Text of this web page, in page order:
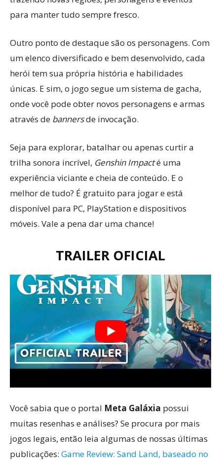
para manter tudo sempre fresco.
Outro ponto de destaque são os personagens. Com
um elenco diversificado e bem desenvolvido, cada
herói tem sua própria história e habilidades
únicas. E sim, o jogo segue um sistema de gacha,
onde você pode obter novos personagens e armas
através de bannersde invocação.
Seja para explorar, batalhar ou apenas curtir a
trilha sonora incrível, Genshin Impacté uma
experiência viciante e cheia de conteúdo. E o
melhor de tudo? É gratuito para jogar e está
disponível para PC, PlayStation e dispositivos
móveis. Vale a pena dar uma chance!
TRAILER OFICIAL
Você sabia que o portal Meta Galáxia possui
muitas resenhas e análises? Se procura por mais
jogos legais, então leia algumas de nossas últimas
publicações: Game Review: Sand Land, baseado no